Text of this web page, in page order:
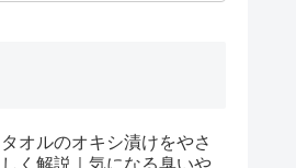
タオルのオキシ漬けをやさ
しく解説｜気になる臭いや